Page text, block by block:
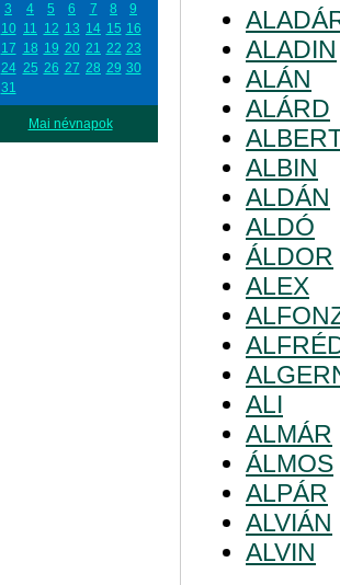
3
4 5 6 7 8
9
10 11 12 13 14 15 16
17 18 19 20 21 22 23
24 25 26 27 28 29 30
31
Mai névnapok
ALADIN
ALÁN
ALÁRD
ALBIN
ALDÁN
ALDÓ
ÁLDOR
ALEX
ALI
ALMÁR
ÁLMOS
ALPÁR
ALVIÁN
ALVIN